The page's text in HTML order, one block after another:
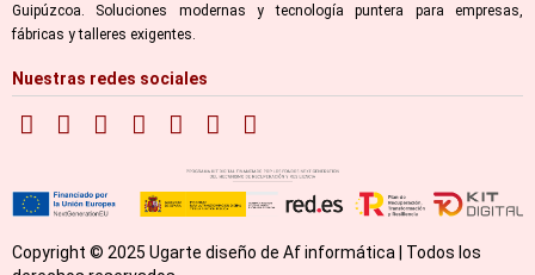
Guipúzcoa. Soluciones modernas y tecnología puntera para empresas,
fábricas y talleres exigentes.
Nuestras redes sociales
Copyright © 2025 Ugarte diseño de Af informática | Todos los